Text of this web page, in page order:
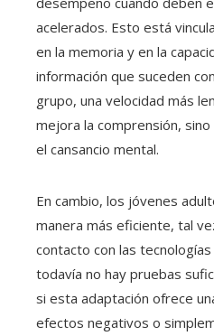
acelerados. Esto está
en la memoria y en la
información que suceden
grupo, una velocidad más
mejora la comprensión,
el cansancio mental.
En cambio, los jóvenes
manera más eficiente, tal
contacto con las
todavía no hay pruebas
si esta adaptación ofrece
efectos negativos o